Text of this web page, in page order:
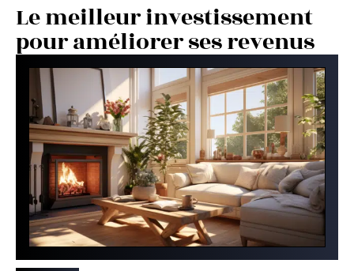
Le meilleur investissement
pour améliorer ses revenus